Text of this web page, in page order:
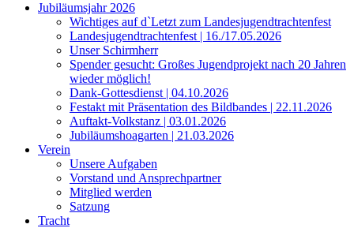
Jubiläumsjahr 2026
Wichtiges auf d`Letzt zum Landesjugendtrachtenfest
Landesjugendtrachtenfest | 16./17.05.2026
Unser Schirmherr
Spender gesucht: Großes Jugendprojekt nach 20 Jahren
wieder möglich!
Dank-Gottesdienst | 04.10.2026
Festakt mit Präsentation des Bildbandes | 22.11.2026
Auftakt-Volkstanz | 03.01.2026
Jubiläumshoagarten | 21.03.2026
Verein
Unsere Aufgaben
Vorstand und Ansprechpartner
Mitglied werden
Satzung
Tracht